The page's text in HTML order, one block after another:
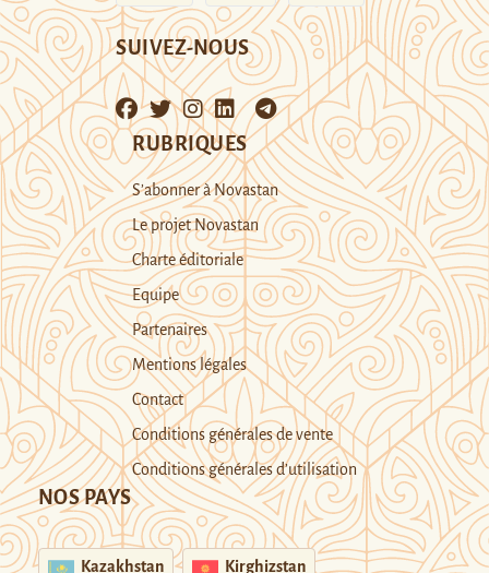
SUIVEZ-NOUS
RUBRIQUES
S’abonner à Novastan
Le projet Novastan
Charte éditoriale
Equipe
Partenaires
Mentions légales
Contact
Conditions générales de vente
Conditions générales d’utilisation
NOS PAYS
Kazakhstan Kirghizstan